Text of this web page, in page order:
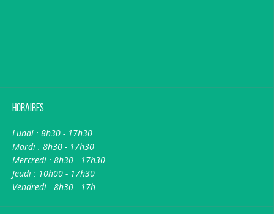
Horaires
Lundi : 8h30 - 17h30
Mardi : 8h30 - 17h30
Mercredi : 8h30 - 17h30
Jeudi : 10h00 - 17h30
Vendredi : 8h30 - 17h